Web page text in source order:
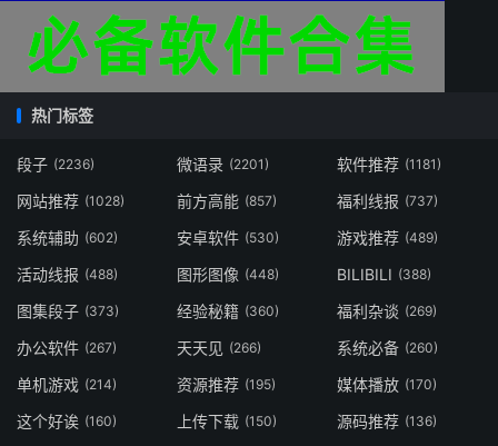
热门标签
段子 (2236) 微语录 (2201) 软件推荐 (1181)
网站推荐 (1028) 前方高能 (857) 福利线报 (737)
系统辅助 (602) 安卓软件 (530) 游戏推荐 (489)
活动线报 (488) 图形图像 (448) BILIBILI (388)
图集段子 (373) 经验秘籍 (360) 福利杂谈 (269)
办公软件 (267) 天天见 (266) 系统必备 (260)
单机游戏 (214) 资源推荐 (195) 媒体播放 (170)
这个好诶 (160) 上传下载 (150) 源码推荐 (136)